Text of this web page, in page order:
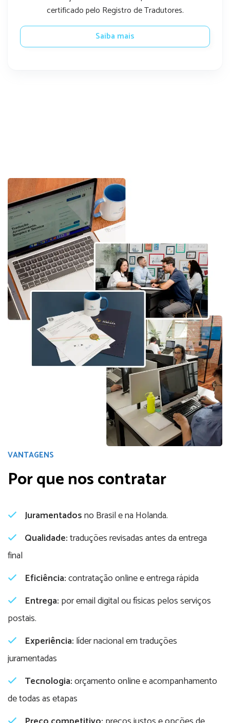
certificado pelo Registro de Tradutores.
Saiba mais
VANTAGENS
Por que nos contratar
Juramentadosno Brasil e na Holanda.
Qualidade:traduções revisadas antes da entrega
final
Eficiência:contratação online e entrega rápida
Entrega: por email digital ou físicas pelos serviços
postais.
Experiência: líder nacional em traduções
juramentadas
Tecnologia:orçamento online e acompanhamento
de todas as etapas